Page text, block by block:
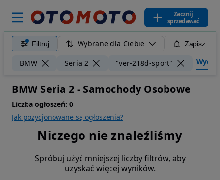
Zacznij
sprzedawać
Filtruj Wybrane dla Ciebie Zapisz
BMW Seria 2 "ver-218d-sport"
BMW Seria 2 - Samochody Osobowe
Liczba ogłoszeń: 0
Jak pozycjonowane są ogłoszenia?
Niczego nie znaleźliśmy
Spróbuj użyć mniejszej liczby filtrów, aby
uzyskać więcej wyników.